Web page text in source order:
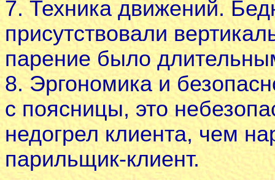
7. Техника движений.
присутствовали
парение было
8. Эргономика и
с поясницы, это
недогрел клиента, чем
парильщик-клиент.